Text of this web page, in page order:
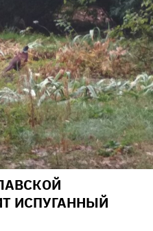
ИСПУГАННЫЙ